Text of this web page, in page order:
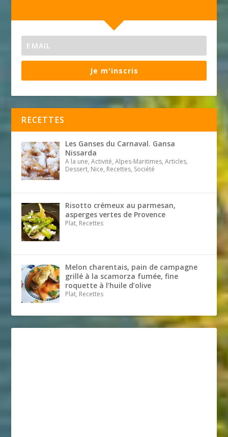
Je m'inscris
RECETTES
Les Ganses du Carnaval. Gansa
Nissarda
A la une, Activité, Alpes-Maritimes, Articles,
Dessert, Nice, Recettes, Société
Risotto crémeux au parmesan,
asperges vertes de Provence
Plat, Recettes
Melon charentais, pain de campagne
grillé à la scamorza fumée, fine
roquette à l’huile d’olive
Plat, Recettes